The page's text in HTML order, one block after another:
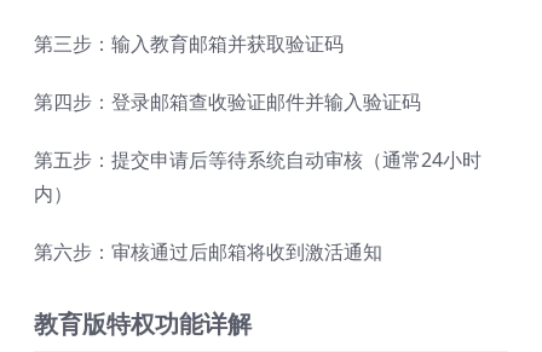
第三步：输入教育邮箱并获取验证码
第四步：登录邮箱查收验证邮件并输入验证码
第五步：提交申请后等待系统自动审核（通常24小时
内）
第六步：审核通过后邮箱将收到激活通知
教育版特权功能详解